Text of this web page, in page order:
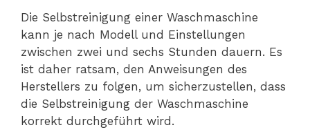
Die Selbstreinigung einer Waschmaschine
kann je nach Modell und Einstellungen
zwischen zwei und sechs Stunden dauern. Es
ist daher ratsam, den Anweisungen des
Herstellers zu folgen, um sicherzustellen, dass
die Selbstreinigung der Waschmaschine
korrekt durchgeführt wird.